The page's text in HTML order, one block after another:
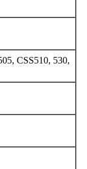
CSS510, 530,